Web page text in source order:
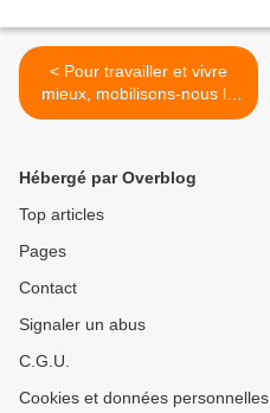
< Pour travailler et vivre
mieux, mobilisons-nous le
10 septembre
Hébergé par Overblog
Top articles
Pages
Contact
Signaler un abus
C.G.U.
Cookies et données personnelles